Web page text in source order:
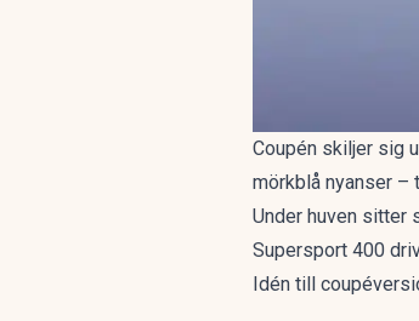
Coupén skiljer sig
mörkblå nyanser –
Under huven sitter
Supersport 400
Idén till